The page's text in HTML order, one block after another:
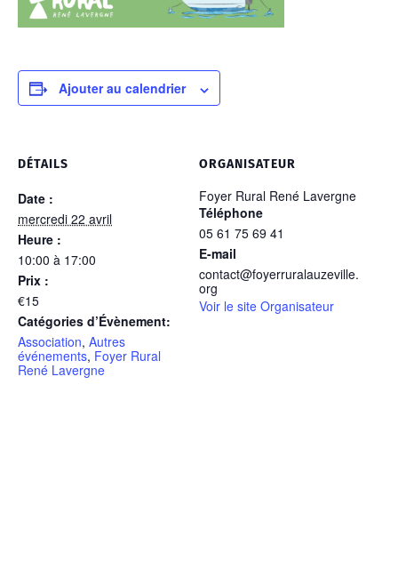
Ajouter au calendrier
DÉTAILS
Date :
mercredi 22 avril
Heure :
10:00 à 17:00
Prix :
€15
Catégories d’Évènement:
Association, Autres
événements, Foyer Rural
René Lavergne
ORGANISATEUR
Foyer Rural René Lavergne
Téléphone
05 61 75 69 41
E-mail
contact@foyerruralauzeville.
org
Voir le site Organisateur